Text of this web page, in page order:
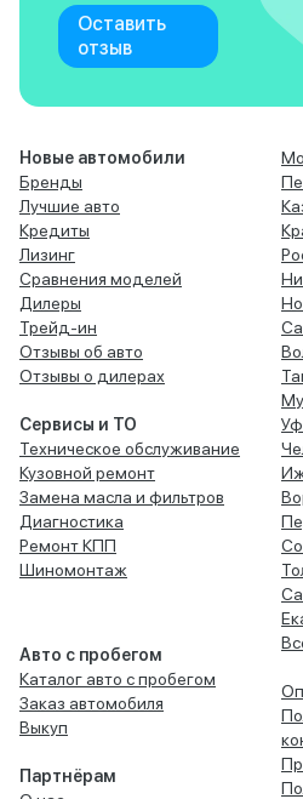
Оставить
отзыв
Новые автомобили
Бренды
Лучшие авто
Кредиты
Лизинг
Сравнения моделей
Дилеры
Трейд-ин
Отзывы об авто
Отзывы о дилерах
Сервисы и ТО
Техническое обслуживание
Кузовной ремонт
Замена масла и фильтров
Диагностика
Ремонт КПП
Шиномонтаж
Авто с пробегом
Каталог авто с пробегом
Заказ автомобиля
Выкуп
Партнёрам